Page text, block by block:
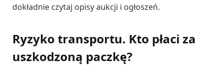
dokładnie czytaj opisy aukcji i ogłoszeń.
Ryzyko transportu. Kto płaci za
uszkodzoną paczkę?